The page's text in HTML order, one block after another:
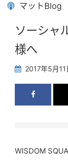
マットBlog
ソーシャ
様へ
2017年5月11
WISDOM